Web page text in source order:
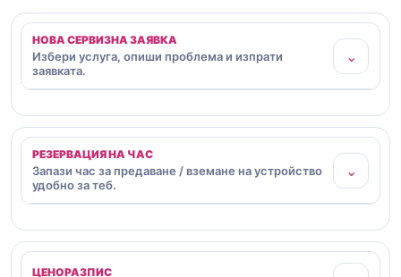
НОВА СЕРВИЗНА ЗАЯВКА
Избери услуга, опиши проблема и изпрати
заявката.
⌄
РЕЗЕРВАЦИЯ НА ЧАС
Запази час за предаване / вземане на устройство
удобно за теб.
⌄
ЦЕНОРАЗПИС